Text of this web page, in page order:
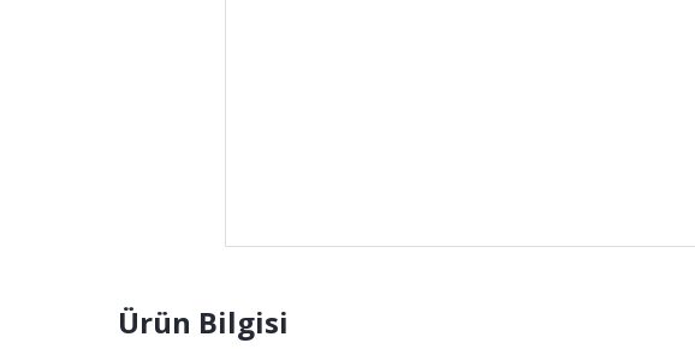
Ürün Bilgisi